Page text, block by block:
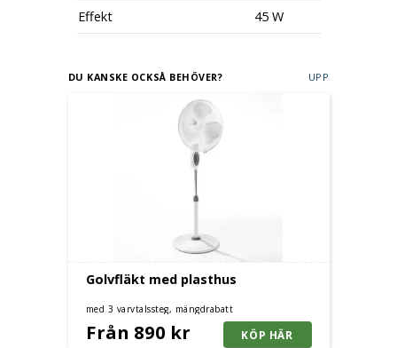
Effekt
45 W
DU KANSKE OCKSÅ BEHÖVER? UPP
Golvfläkt med plasthus
med 3 varvtalssteg, mängdrabatt
Från 890 kr